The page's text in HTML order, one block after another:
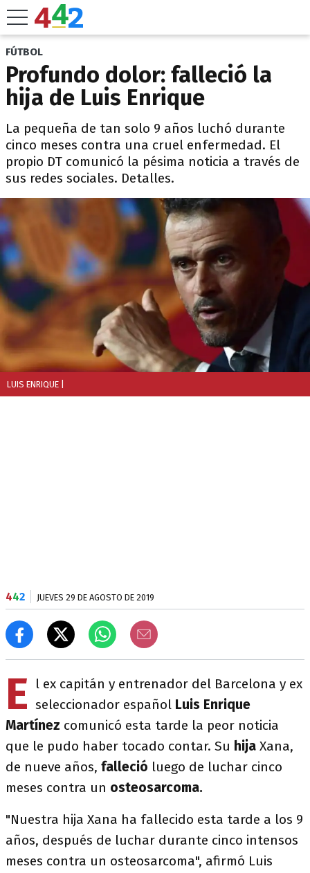
FÚTBOL
Profundo dolor: falleció la
hija de Luis Enrique
La pequeña de tan solo 9 años luchó durante
cinco meses contra una cruel enfermedad. El
propio DT comunicó la pésima noticia a través de
sus redes sociales. Detalles.
LUIS ENRIQUE
442 JUEVES 29 DE AGOSTO DE 2019
E
l ex capitán y entrenador del Barcelona y ex
seleccionador español Luis Enrique
Martínez comunicó esta tarde la peor noticia
que le pudo haber tocado contar. Su hija Xana,
de nueve años, falleció luego de luchar cinco
meses contra un osteosarcoma.
"Nuestra hija Xana ha fallecido esta tarde a los 9
años, después de luchar durante cinco intensos
meses contra un osteosarcoma", afirmó Luis